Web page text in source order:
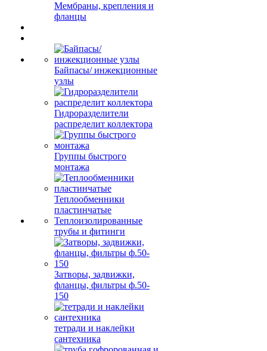
Мембраны, крепления и
фланцы
Байпасы/ инжекционные
узлы
Гидроразделители
распределит коллектора
Группы быстрого
монтажа
Теплообменники
пластинчатые
Теплоизолированные
трубы и фитинги
Затворы, задвижки,
фланцы, фильтры ф.50-
150
тетради и наклейки
сантехника